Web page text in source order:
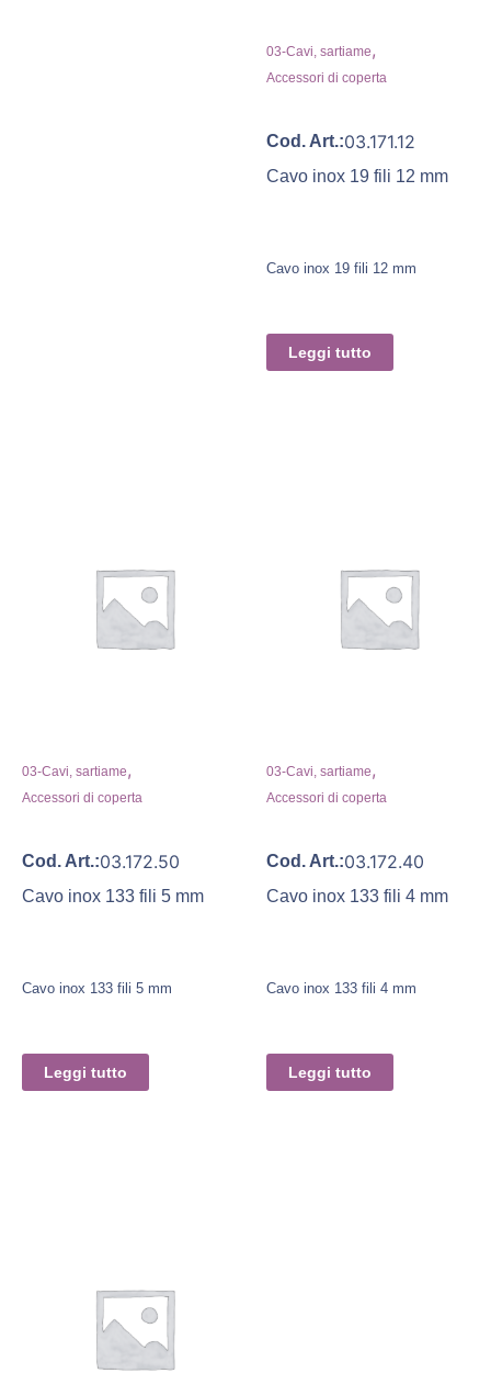
03-Cavi, sartiame,
Accessori di coperta
Cod. Art.:03.171.12
Cavo inox 19 fili 12 mm
Cavo inox 19 fili 12 mm
Leggi tutto
03-Cavi, sartiame,
Accessori di coperta
Cod. Art.:03.172.50
Cavo inox 133 fili 5 mm
Cavo inox 133 fili 5 mm
Leggi tutto
03-Cavi, sartiame,
Accessori di coperta
Cod. Art.:03.172.40
Cavo inox 133 fili 4 mm
Cavo inox 133 fili 4 mm
Leggi tutto